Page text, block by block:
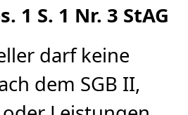
1 S. 1 Nr. 3 StAG
darf keine
dem SGB II,